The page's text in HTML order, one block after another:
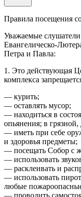
Правила посещения
Уважаемые
Евангелическо-
Петра и Павла:
1. Это действующая
комплекса
— курить;
— оставлять мусор;
— находиться в
опьянения; в
— иметь при себе
и здоровья предметы;
— посещать Собор с
— использовать
— расклеивать и
— использовать
любые
— проводить